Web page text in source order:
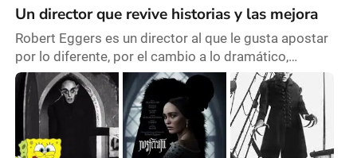
Un director que revive historias y las mejora
Robert Eggers es un director al que le gusta apostar
por lo diferente, por el cambio a lo dramático,
perturbador, poco visto, y le dio las gracias a Bob
Esponja por mostrar a Nosferatu a la nueva
generación. La verdad, lo conocí por primera vez en
ese episodio; yo me preguntaba qué hace esa imagen
con cara de rata en Bob Esponja. Era un episodio de